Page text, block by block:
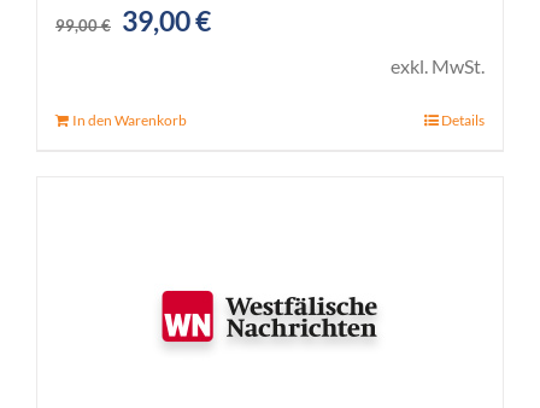
99,00€
Ursprünglicher
39,00€Aktueller
exkl. MwSt.
In den Warenkorb Details